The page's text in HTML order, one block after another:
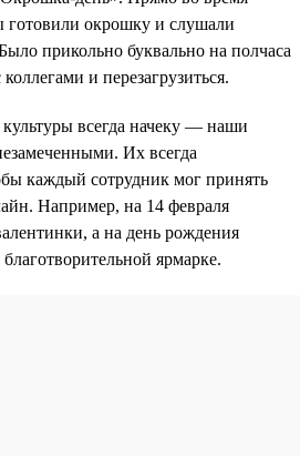
готовили окрошку и слушали
прикольно буквально на полчаса
и перезагрузиться.
всегда начеку — наши
Их всегда
каждый сотрудник мог принять
Например, на 14 февраля
а на день рождения
ярмарке.